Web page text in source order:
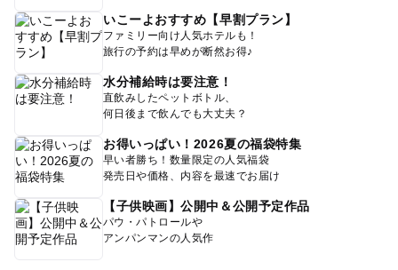
いこーよおすすめ【早割プラン】
ファミリー向け人気ホテルも！
旅行の予約は早めが断然お得♪
水分補給時は要注意！
直飲みしたペットボトル、
何日後まで飲んでも大丈夫？
お得いっぱい！2026夏の福袋特集
早い者勝ち！数量限定の人気福袋
発売日や価格、内容を最速でお届け
【子供映画】公開中＆公開予定作品
パウ・パトロールや
アンパンマンの人気作